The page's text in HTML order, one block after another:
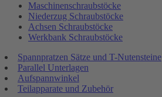
Maschinenschraubstöcke
Niederzug Schraubstöcke
Achsen Schraubstöcke
Werkbank Schraubstöcke
Spannpratzen Sätze und T-Nutensteine
Parallel Unterlagen
Aufspannwinkel
Teilapparate und Zubehör